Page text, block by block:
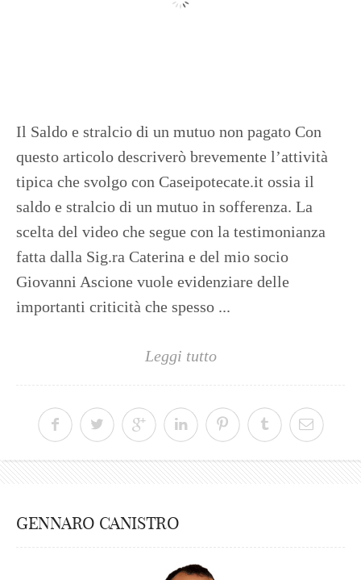
Il Saldo e stralcio di un mutuo non pagato Con
questo articolo descriverò brevemente l’attività
tipica che svolgo con Caseipotecate.it ossia il
saldo e stralcio di un mutuo in sofferenza. La
scelta del video che segue con la testimonianza
fatta dalla Sig.ra Caterina e del mio socio
Giovanni Ascione vuole evidenziare delle
importanti criticità che spesso ...
Leggi tutto
GENNARO CANISTRO